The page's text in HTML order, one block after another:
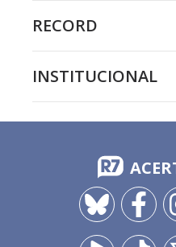
RECORD
INSTITUCIONAL